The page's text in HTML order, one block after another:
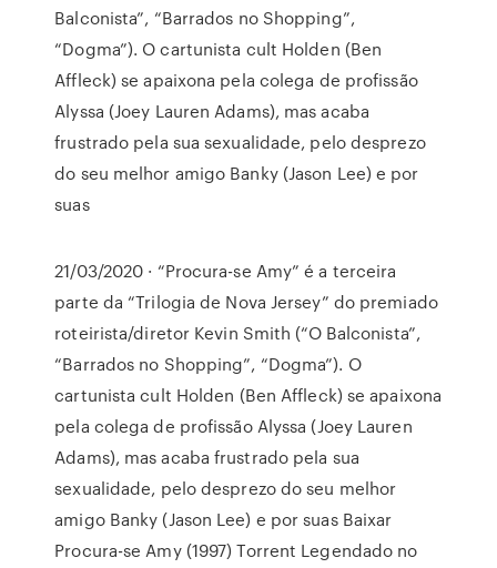
Balconista”, “Barrados no Shopping”,
“Dogma”). O cartunista cult Holden (Ben
Affleck) se apaixona pela colega de profissão
Alyssa (Joey Lauren Adams), mas acaba
frustrado pela sua sexualidade, pelo desprezo
do seu melhor amigo Banky (Jason Lee) e por
suas
21/03/2020 · “Procura-se Amy” é a terceira
parte da “Trilogia de Nova Jersey” do premiado
roteirista/diretor Kevin Smith (“O Balconista”,
“Barrados no Shopping”, “Dogma”). O
cartunista cult Holden (Ben Affleck) se apaixona
pela colega de profissão Alyssa (Joey Lauren
Adams), mas acaba frustrado pela sua
sexualidade, pelo desprezo do seu melhor
amigo Banky (Jason Lee) e por suas Baixar
Procura-se Amy (1997) Torrent Legendado no